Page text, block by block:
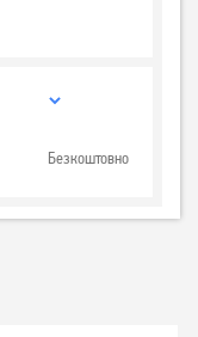
Безкоштовно